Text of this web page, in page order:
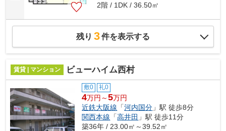
2階 / 1DK / 36.50㎡
残り 3件を表示する
賃貸 | マンション ビューハイム西村
敷0 礼0
4万円～5万円
近鉄大阪線 「河内国分 」駅 徒歩8分
関西本線 「高井田 」駅 徒歩11分
築36年 / 23.00㎡～39.52㎡